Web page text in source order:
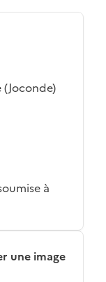
(Joconde)
à
une image